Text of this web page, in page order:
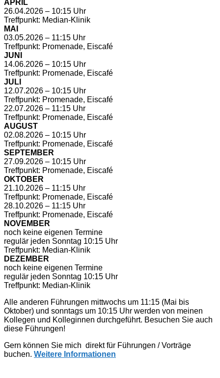
APRIL
26.04.2026 – 10:15 Uhr
Treffpunkt: Median-Klinik
MAI
03.05.2026 – 11:15 Uhr
Treffpunkt: Promenade, Eiscafé
JUNI
14.06.2026 – 10:15 Uhr
Treffpunkt: Promenade, Eiscafé
JULI
12.07.2026 – 10:15 Uhr
Treffpunkt: Promenade, Eiscafé
22.07.2026 – 11:15 Uhr
Treffpunkt: Promenade, Eiscafé
AUGUST
02.08.2026 – 10:15 Uhr
Treffpunkt: Promenade, Eiscafé
SEPTEMBER
27.09.2026 – 10:15 Uhr
Treffpunkt: Promenade, Eiscafé
OKTOBER
21.10.2026 – 11:15 Uhr
Treffpunkt: Promenade, Eiscafé
28.10.2026 – 11:15 Uhr
Treffpunkt: Promenade, Eiscafé
NOVEMBER
noch keine eigenen Termine
regulär jeden Sonntag 10:15 Uhr
Treffpunkt: Median-Klinik
DEZEMBER
noch keine eigenen Termine
regulär jeden Sonntag 10:15 Uhr
Treffpunkt: Median-Klinik
Alle anderen Führungen mittwochs um 11:15 (Mai bis
Oktober) und sonntags um 10:15 Uhr werden von meinen
Kollegen und Kolleginnen durchgeführt. Besuchen Sie auch
diese Führungen!
Gern können Sie mich direkt für Führungen / Vorträge
buchen. Weitere Informationen